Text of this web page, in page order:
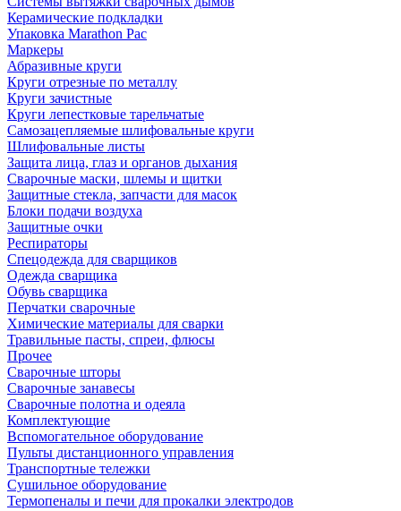
Керамические подкладки
Упаковка Marathon Pac
Маркеры
Абразивные круги
Круги отрезные по металлу
Круги зачистные
Круги лепестковые тарельчатые
Самозацепляемые шлифовальные круги
Шлифовальные листы
Защита лица, глаз и органов дыхания
Сварочные маски, шлемы и щитки
Защитные стекла, запчасти для масок
Блоки подачи воздуха
Защитные очки
Респираторы
Спецодежда для сварщиков
Одежда сварщика
Обувь сварщика
Перчатки сварочные
Химические материалы для сварки
Травильные пасты, спреи, флюсы
Прочее
Сварочные шторы
Сварочные занавесы
Сварочные полотна и одеяла
Комплектующие
Вспомогательное оборудование
Пульты дистанционного управления
Транспортные тележки
Сушильное оборудование
Термопеналы и печи для прокалки электродов